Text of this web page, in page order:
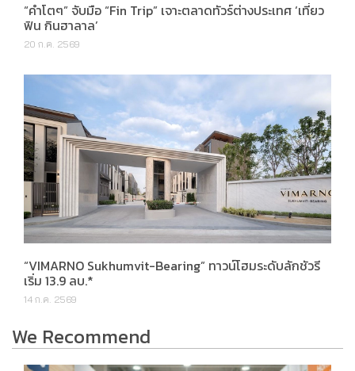
“คำโตๆ” จับมือ “Fin Trip” เจาะตลาดทัวร์ต่างประเทศ ‘เที่ยว
ฟิน กินฮาลาล’
20 ก.ค. 2569
“VIMARNO Sukhumvit-Bearing” ทาวน์โฮมระดับลักชัวรี
เริ่ม 13.9 ลบ.*
14 ก.ค. 2569
We Recommend